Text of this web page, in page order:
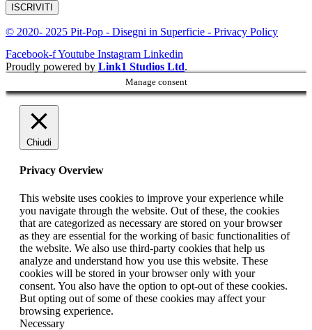
ISCRIVITI
© 2020- 2025 Pit-Pop - Disegni in Superficie - Privacy Policy
Facebook-fYoutube Instagram Linkedin
Proudly powered by Link1 Studios Ltd.
Manage consent
Chiudi
Privacy Overview
This website uses cookies to improve your experience while
you navigate through the website. Out of these, the cookies
that are categorized as necessary are stored on your browser
as they are essential for the working of basic functionalities of
the website. We also use third-party cookies that help us
analyze and understand how you use this website. These
cookies will be stored in your browser only with your
consent. You also have the option to opt-out of these cookies.
But opting out of some of these cookies may affect your
browsing experience.
Necessary